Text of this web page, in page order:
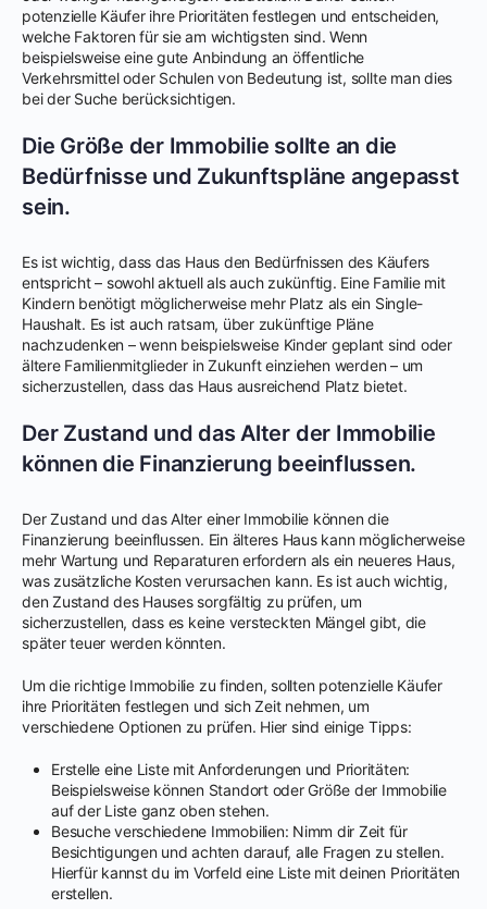
potenzielle Käufer ihre Prioritäten festlegen und entscheiden,
welche Faktoren für sie am wichtigsten sind. Wenn
beispielsweise eine gute Anbindung an öffentliche
Verkehrsmittel oder Schulen von Bedeutung ist, sollte man dies
bei der Suche berücksichtigen.
Die Größe der Immobilie sollte an die
Bedürfnisse und Zukunftspläne angepasst
sein.
Es ist wichtig, dass das Haus den Bedürfnissen des Käufers
entspricht – sowohl aktuell als auch zukünftig. Eine Familie mit
Kindern benötigt möglicherweise mehr Platz als ein Single-
Haushalt. Es ist auch ratsam, über zukünftige Pläne
nachzudenken – wenn beispielsweise Kinder geplant sind oder
ältere Familienmitglieder in Zukunft einziehen werden – um
sicherzustellen, dass das Haus ausreichend Platz bietet.
Der Zustand und das Alter der Immobilie
können die Finanzierung beeinflussen.
Der Zustand und das Alter einer Immobilie können die
Finanzierung beeinflussen. Ein älteres Haus kann möglicherweise
mehr Wartung und Reparaturen erfordern als ein neueres Haus,
was zusätzliche Kosten verursachen kann. Es ist auch wichtig,
den Zustand des Hauses sorgfältig zu prüfen, um
sicherzustellen, dass es keine versteckten Mängel gibt, die
später teuer werden könnten.
Um die richtige Immobilie zu finden, sollten potenzielle Käufer
ihre Prioritäten festlegen und sich Zeit nehmen, um
verschiedene Optionen zu prüfen. Hier sind einige Tipps:
Erstelle eine Liste mit Anforderungen und Prioritäten:
Beispielsweise können Standort oder Größe der Immobilie
auf der Liste ganz oben stehen.
Besuche verschiedene Immobilien: Nimm dir Zeit für
Besichtigungen und achten darauf, alle Fragen zu stellen.
Hierfür kannst du im Vorfeld eine Liste mit deinen Prioritäten
erstellen.